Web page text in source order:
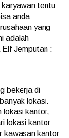
karyawan tentu
anda
yang
adalah
Elf Jemputan :
bekerja di
lokasi.
lokasi kantor,
lokasi kantor
kawasan kantor